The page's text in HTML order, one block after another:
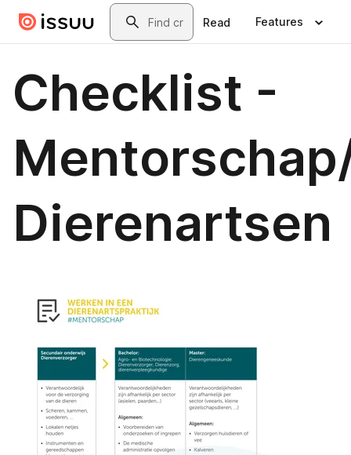
Skip to main contentSearch
Read Features
Checklist -
Dierenartsen